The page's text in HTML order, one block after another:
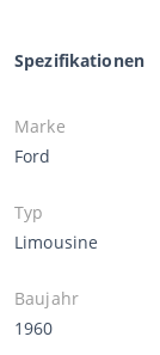
Spezifikationen
Marke
Ford
Typ
Limousine
Baujahr
1960